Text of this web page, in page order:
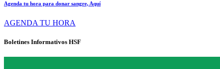
Agenda tu hora para donar sangre, Aquí
AGENDA TU HORA
Boletines Informativos HSF